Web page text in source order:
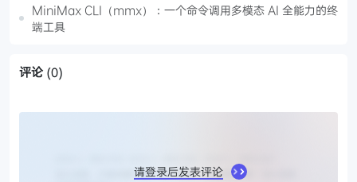
MiniMax CLI（mmx）：一个命令调用多模态 AI 全能力的终
端工具
评论 (0)
请登录后发表评论